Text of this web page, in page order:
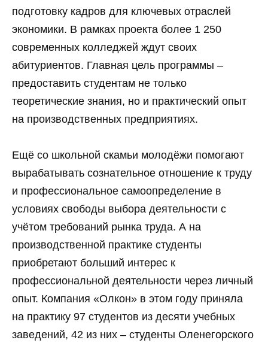
подготовку кадров для ключевых отраслей
экономики. В рамках проекта более 1 250
современных колледжей ждут своих
абитуриентов. Главная цель программы –
предоставить студентам не только
теоретические знания, но и практический опыт
на производственных предприятиях.
Ещё со школьной скамьи молодёжи помогают
вырабатывать сознательное отношение к труду
и профессиональное самоопределение в
условиях свободы выбора деятельности с
учётом требований рынка труда. А на
производственной практике студенты
приобретают больший интерес к
профессиональной деятельности через личный
опыт. Компания «Олкон» в этом году приняла
на практику 97 студентов из десяти учебных
заведений, 42 из них – студенты Оленегорского